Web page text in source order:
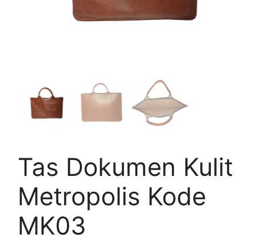
Tas Dokumen Kulit
Metropolis Kode
MK03